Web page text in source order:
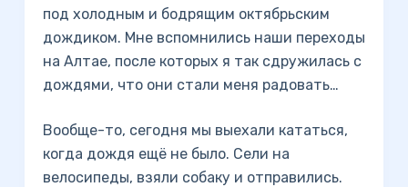
под холодным и бодрящим октябрьским
дождиком. Мне вспомнились наши переходы
на Алтае, после которых я так сдружилась с
дождями, что они стали меня радовать…
Вообще-то, сегодня мы выехали кататься,
когда дождя ещё не было. Сели на
велосипеды, взяли собаку и отправились.